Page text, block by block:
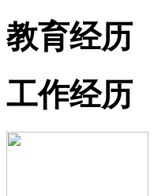
教育经历
工作经历